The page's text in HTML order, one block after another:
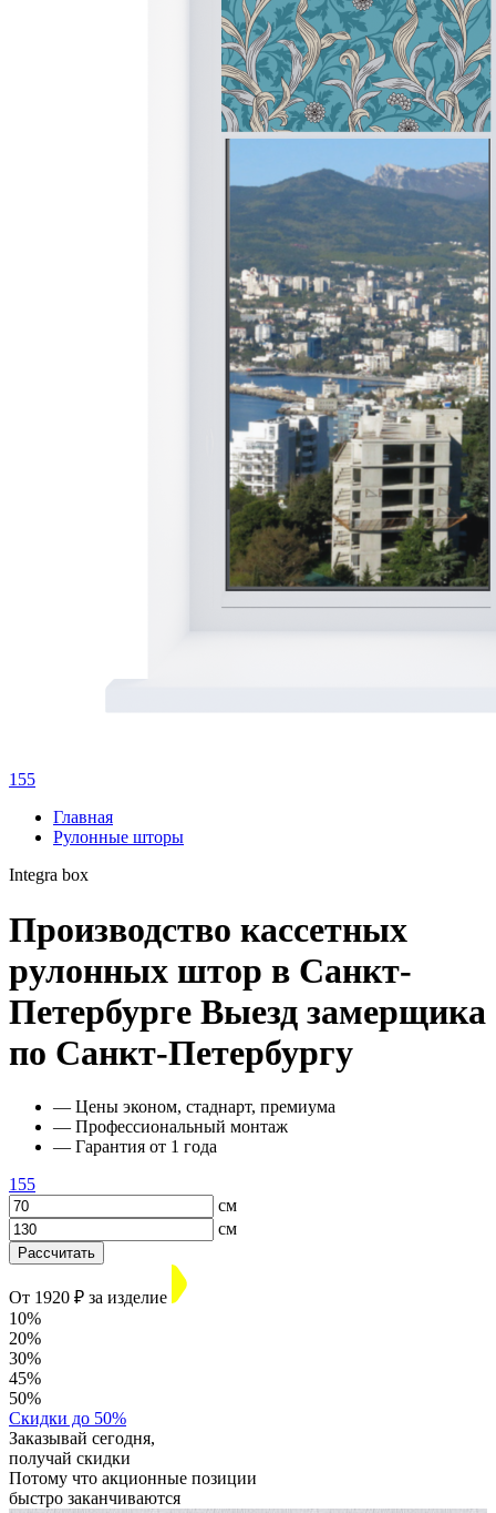
155
Главная
Рулонные шторы
Integra box
Производство кассетных
рулонных штор в Санкт-
Петербурге Выезд замерщика
по Санкт-Петербургу
— Цены эконом, стаднарт, премиума
— Профессиональный монтаж
— Гарантия от 1 года
155
см
см
Рассчитать
От 1920 ₽ за изделие
10%
20%
30%
45%
50%
Скидки до 50%
Заказывай сегодня,
получай скидки
Потому что акционные позиции
быстро заканчиваются